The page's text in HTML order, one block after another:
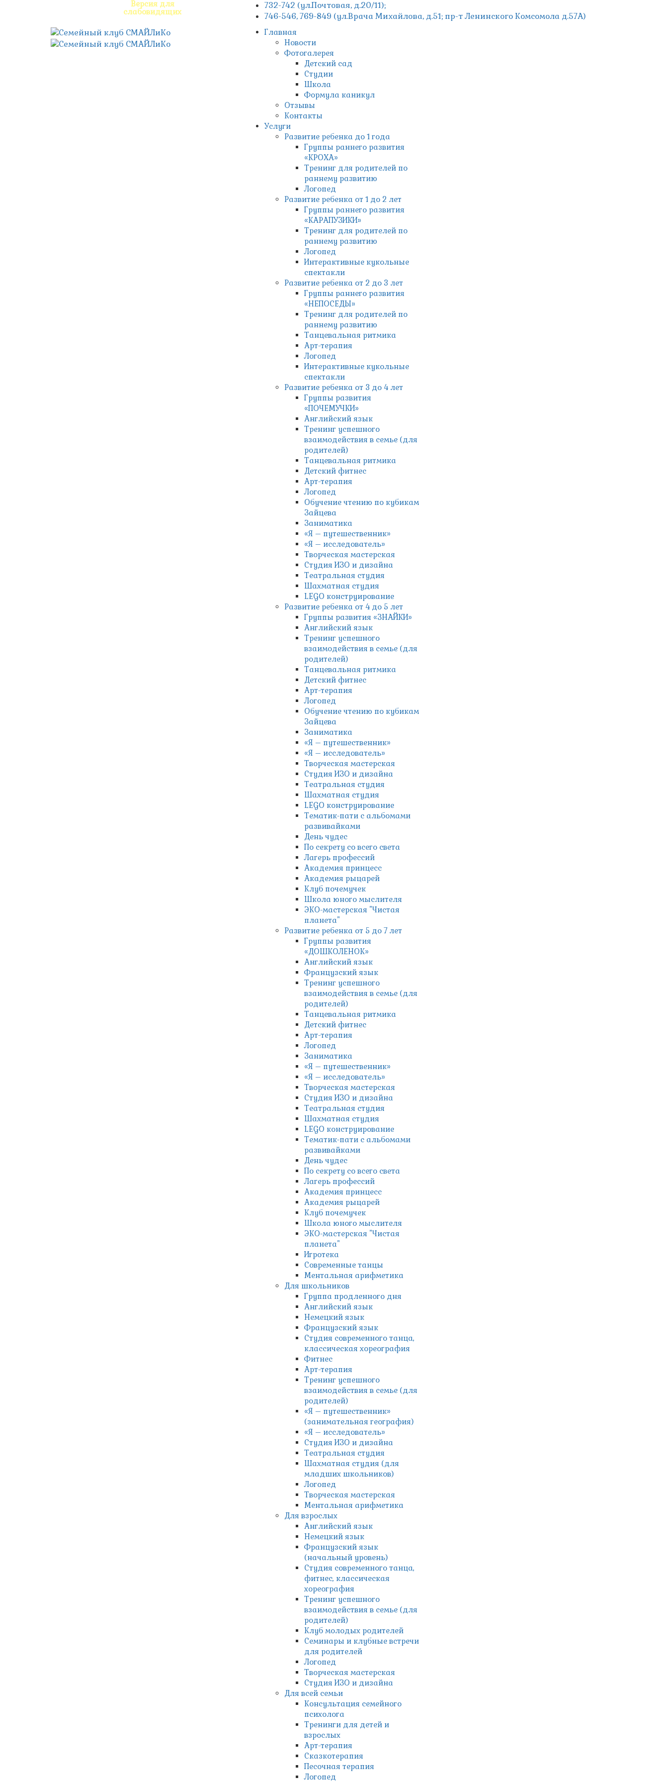
Версия для
слабовидящих
732-742 (ул.Почтовая, д.20/11);
746-546, 769-849 (ул.Врача Михайлова, д.51; пр-т Ленинского Комсомола д.57А)
Главная
Новости
Фотогалерея
Детский сад
Студии
Школа
Формула каникул
Отзывы
Контакты
Услуги
Развитие ребенка до 1 года
Группы раннего развития
«КРОХА»
Тренинг для родителей по
раннему развитию
Логопед
Развитие ребенка от 1 до 2 лет
Группы раннего развития
«КАРАПУЗИКИ»
Тренинг для родителей по
раннему развитию
Логопед
Интерактивные кукольные
спектакли
Развитие ребенка от 2 до 3 лет
Группы раннего развития
«НЕПОСЕДЫ»
Тренинг для родителей по
раннему развитию
Танцевальная ритмика
Арт-терапия
Логопед
Интерактивные кукольные
спектакли
Развитие ребенка от 3 до 4 лет
Группы развития
«ПОЧЕМУЧКИ»
Английский язык
Тренинг успешного
взаимодействия в семье (для
родителей)
Танцевальная ритмика
Детский фитнес
Арт-терапия
Логопед
Обучение чтению по кубикам
Зайцева
Заниматика
«Я – путешественник»
«Я – исследователь»
Творческая мастерская
Студия ИЗО и дизайна
Театральная студия
Шахматная студия
LEGO конструирование
Развитие ребенка от 4 до 5 лет
Группы развития «ЗНАЙКИ»
Английский язык
Тренинг успешного
взаимодействия в семье (для
родителей)
Танцевальная ритмика
Детский фитнес
Арт-терапия
Логопед
Обучение чтению по кубикам
Зайцева
Заниматика
«Я – путешественник»
«Я – исследователь»
Творческая мастерская
Студия ИЗО и дизайна
Театральная студия
Шахматная студия
LEGO конструирование
Тематик-пати с альбомами
развивайками
День чудес
По секрету со всего света
Лагерь профессий
Академия принцесс
Академия рыцарей
Клуб почемучек
Школа юного мыслителя
ЭКО-мастерская "Чистая
планета"
Развитие ребенка от 5 до 7 лет
Группы развития
«ДОШКОЛЕНОК»
Английский язык
Французский язык
Тренинг успешного
взаимодействия в семье (для
родителей)
Танцевальная ритмика
Детский фитнес
Арт-терапия
Логопед
Заниматика
«Я – путешественник»
«Я – исследователь»
Творческая мастерская
Студия ИЗО и дизайна
Театральная студия
Шахматная студия
LEGO конструирование
Тематик-пати с альбомами
развивайками
День чудес
По секрету со всего света
Лагерь профессий
Академия принцесс
Академия рыцарей
Клуб почемучек
Школа юного мыслителя
ЭКО-мастерская "Чистая
планета"
Игротека
Современные танцы
Ментальная арифметика
Для школьников
Группа продленного дня
Английский язык
Немецкий язык
Французский язык
Студия современного танца,
классическая хореография
Фитнес
Арт-терапия
Тренинг успешного
взаимодействия в семье (для
родителей)
«Я – путешественник»
(занимательная география)
«Я – исследователь»
Студия ИЗО и дизайна
Театральная студия
Шахматная студия (для
младших школьников)
Логопед
Творческая мастерская
Ментальная арифметика
Для взрослых
Английский язык
Немецкий язык
Французский язык
(начальный уровень)
Студия современного танца,
фитнес, классическая
хореография
Тренинг успешного
взаимодействия в семье (для
родителей)
Клуб молодых родителей
Семинары и клубные встречи
для родителей
Логопед
Творческая мастерская
Студия ИЗО и дизайна
Для всей семьи
Консультация семейного
психолога
Тренинги для детей и
взрослых
Арт-терапия
Сказкотерапия
Песочная терапия
Логопед